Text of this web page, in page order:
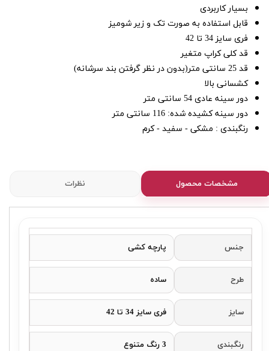
بسیار کاربردی
قابل استفاده به صورت تک و زیر شومیز
فری سایز 34 تا 42
قد کلی کراپ متغیر
قد 25 سانتی متر(بدون در نظر گرفتن بند سرشانه)
کشسانی بالا
دور سینه عادی 54 سانتی متر
دور سینه کشیده شده: 116 سانتی متر
رنگبندی : مشکی - سفید - کرم
مشخصات محصول نظرات
جنس پارچه کشی
طرح ساده
سایز فری سایز 34 تا 42
رنگبندی 3 رنگ متنوع